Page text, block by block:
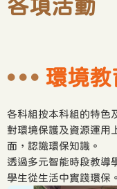
各項活動
環境教
各科組按本科組的特色
對環境保護及資源運用
面，認識環保知識。
透過多元智能時段教導
學生從生活中實踐環保。